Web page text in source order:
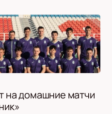
на домашние матчи